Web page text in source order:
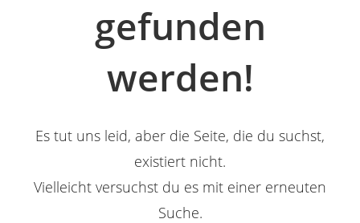
gefunden
werden!
Es tut uns leid, aber die Seite, die du suchst,
existiert nicht.
Vielleicht versuchst du es mit einer erneuten
Suche.